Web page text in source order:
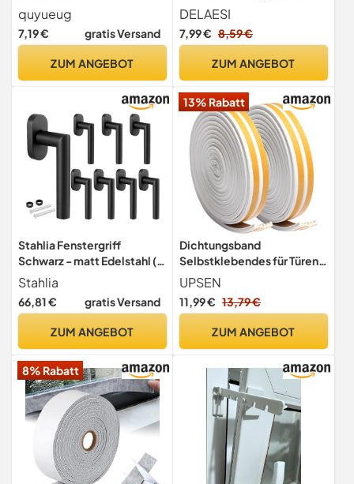
Montage Werkzeug mit
Ergonomischen Griffen |
Langlebig Klotzkelle,
quyueug
7,19 € gratis Versand
ZUM ANGEBOT
5cm x 10m Fenster
Abdichten
DELAESI
7,99 € 8,59 €
ZUM ANGEBOT
Stahlia Fenstergriff
Schwarz - matt Edelstahl (8
Stück) Fensterolive
Rasterolive
Fensterbeschlag
Balkontürgriff Innen inkl.
Stahlia
66,81 € gratis Versand
ZUM ANGEBOT
13% Rabatt
Dichtungsband
Selbstklebendes für Türen
Fenster, 20m Türdichtung
E-Profil Gummidichtung
Schalldämmung Anti-
Türen Luftzugstopper
UPSEN
11,99 € 13,79 €
ZUM ANGEBOT
8% Rabatt